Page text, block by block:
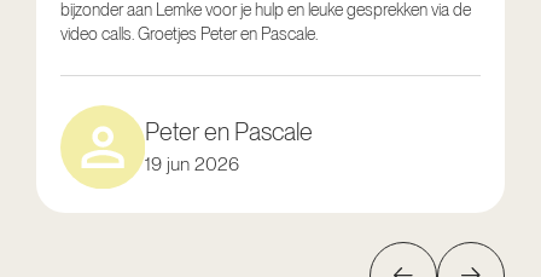
bijzonder aan Lemke voor je hulp en leuke gesprekken via de
video calls. Groetjes Peter en Pascale.
Peter en Pascale
19 jun 2026